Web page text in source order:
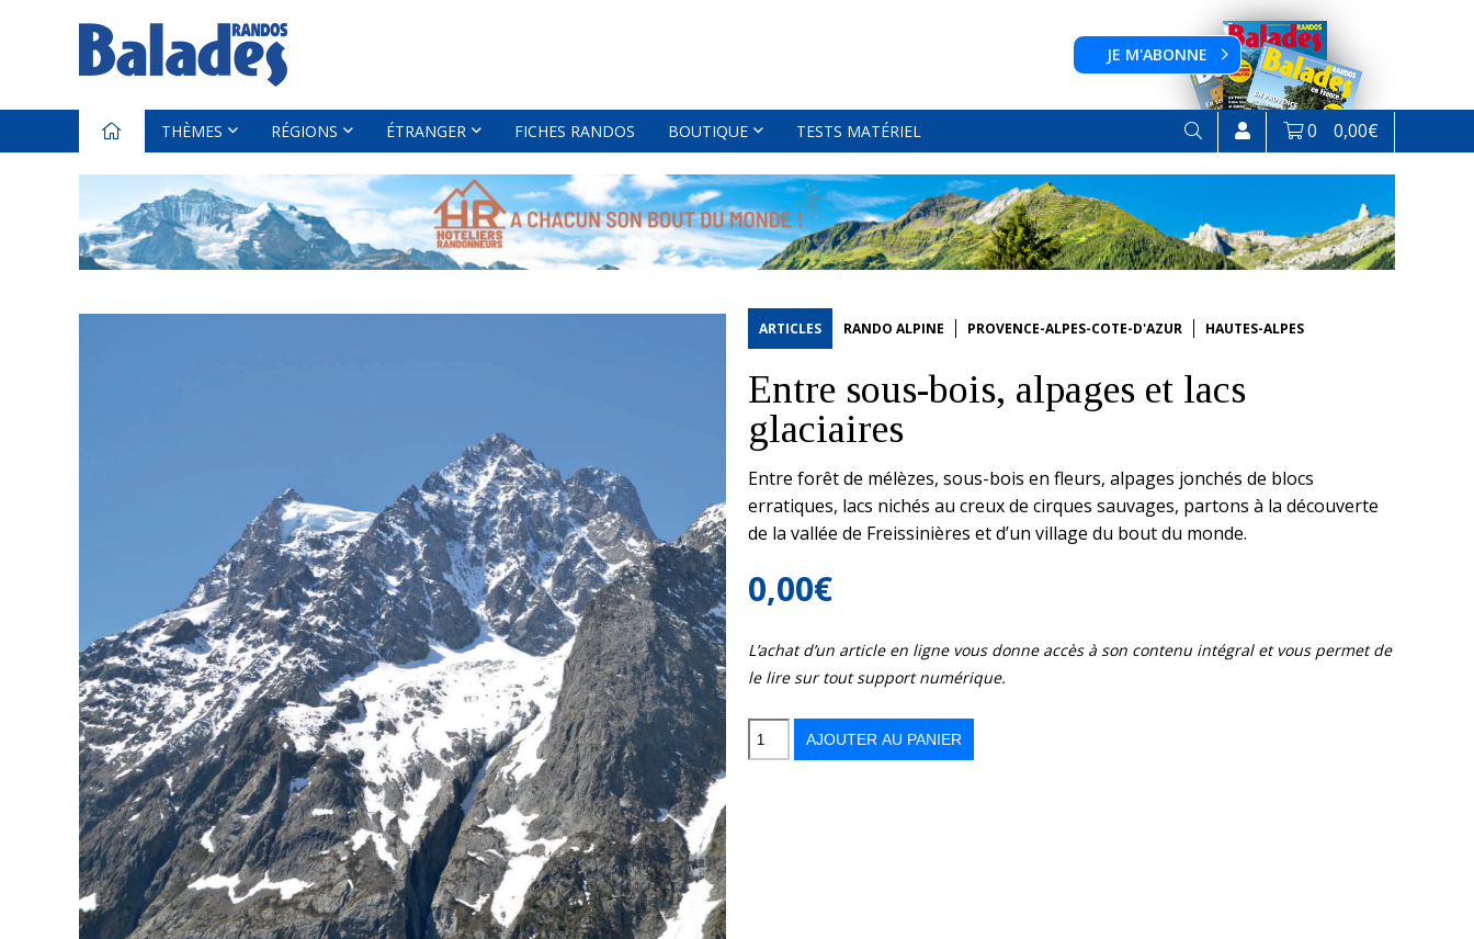
JE M'ABONNE
THÈMES RÉGIONS ÉTRANGER FICHES RANDOS BOUTIQUE TESTS MATÉRIEL 0 0,00€
ARTICLES RANDO ALPINE PROVENCE-ALPES-COTE-D'AZUR HAUTES-ALPES
Entre sous-bois, alpages et lacs
glaciaires
Entre forêt de mélèzes, sous-bois en fleurs, alpages jonchés de blocs
erratiques, lacs nichés au creux de cirques sauvages, partons à la découverte
de la vallée de Freissinières et d’un village du bout du monde.
0,00€
L’achat d’un article en ligne vous donne accès à son contenu intégral et vous permet de
le lire sur tout support numérique.
quantité
Entre
sous-
bois,
et
AJOUTER AU PANIER